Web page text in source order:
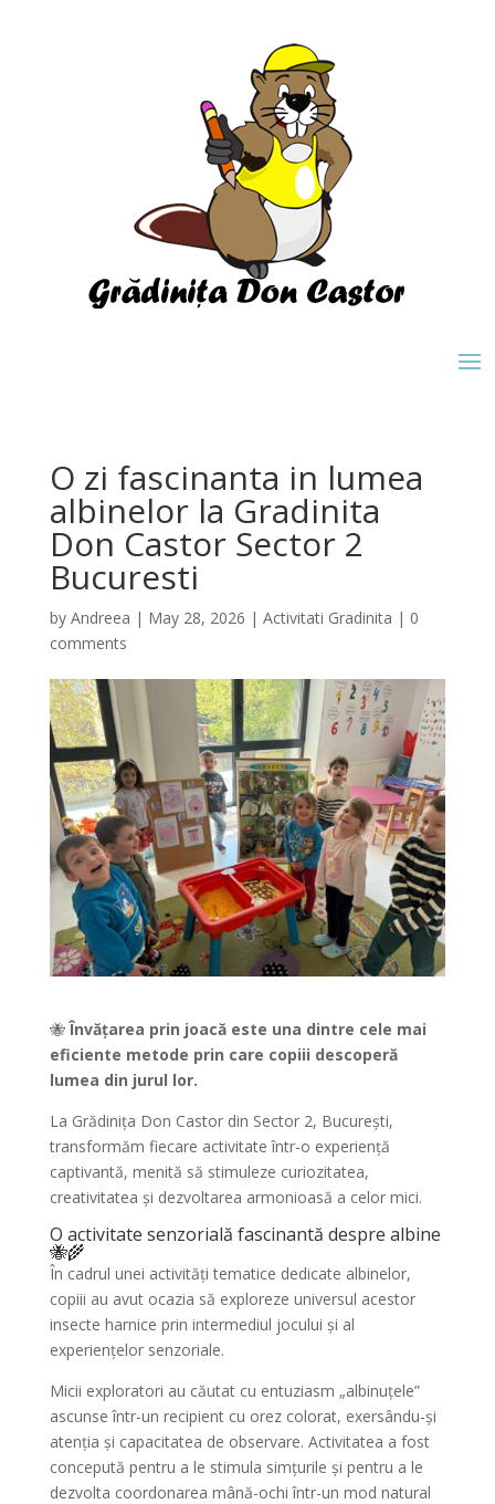
O zi fascinanta in lumea
albinelor la Gradinita
Don Castor Sector 2
Bucuresti
by Andreea | May 28, 2026 | Activitati Gradinita | 0
comments
🐝Învățarea prin joacă este una dintre cele mai
eficiente metode prin care copiii descoperă
lumea din jurul lor.
La Grădinița Don Castor din Sector 2, București,
transformăm fiecare activitate într-o experiență
captivantă, menită să stimuleze curiozitatea,
creativitatea și dezvoltarea armonioasă a celor mici.
O activitate senzorială fascinantă despre albine
🐝🌾
În cadrul unei activități tematice dedicate albinelor,
copiii au avut ocazia să exploreze universul acestor
insecte harnice prin intermediul jocului și al
experiențelor senzoriale.
Micii exploratori au căutat cu entuziasm „albinuțele”
ascunse într-un recipient cu orez colorat, exersându-și
atenția și capacitatea de observare. Activitatea a fost
concepută pentru a le stimula simțurile și pentru a le
dezvolta coordonarea mână-ochi într-un mod natural